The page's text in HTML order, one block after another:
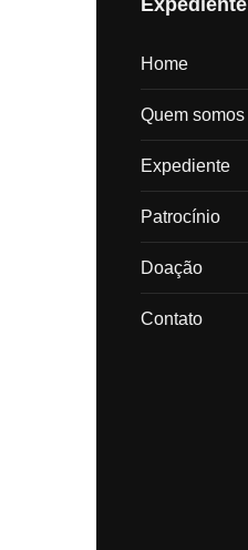
Expediente
Home
Quem somos
Expediente
Patrocínio
Doação
Contato